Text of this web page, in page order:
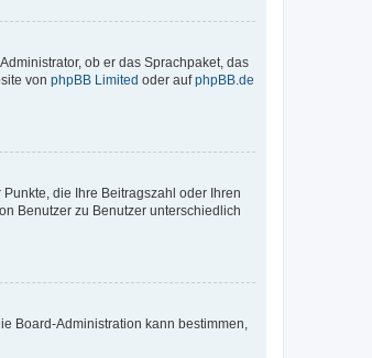
ob er das Sprachpaket, das
von phpBB Limited oder aufphpBB.de
die Ihre Beitragszahl oder Ihren
Benutzer zu Benutzer unterschiedlich
Board-Administration kann bestimmen,